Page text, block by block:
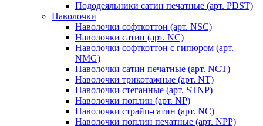
Пододеяльники сатин печатные (арт. PDST)
Наволочки
Наволочки софткоттон (арт. NSC)
Наволочки сатин (арт. NC)
Наволочки софткоттон с гипюром (арт.
NMG)
Наволочки сатин печатные (арт. NCT)
Наволочки трикотажные (арт. NT)
Наволочки стеганные (арт. STNP)
Наволочки поплин (арт. NP)
Наволочки страйп-сатин (арт. NC)
Наволочки поплин печатные (арт. NPP)